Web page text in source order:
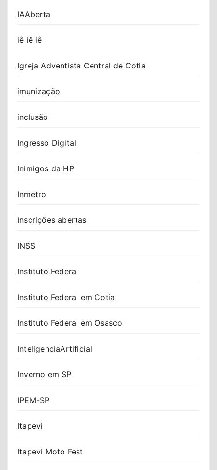
IAAberta
iê iê iê
Igreja Adventista Central de Cotia
imunização
inclusão
Ingresso Digital
Inimigos da HP
Inmetro
Inscrições abertas
INSS
Instituto Federal
Instituto Federal em Cotia
Instituto Federal em Osasco
InteligenciaArtificial
Inverno em SP
IPEM-SP
Itapevi
Itapevi Moto Fest